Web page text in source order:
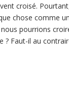
croisé.
chose comme
pourrions
? Faut-il au